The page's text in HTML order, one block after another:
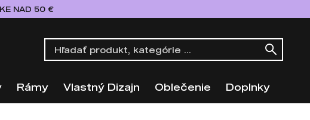
NAD 50 €
Rámy Vlastný Dizajn Oblečenie Doplnky